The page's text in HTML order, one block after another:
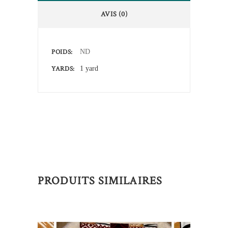
AVIS (0)
POIDS ND
YARDS 1 yard
PRODUITS SIMILAIRES